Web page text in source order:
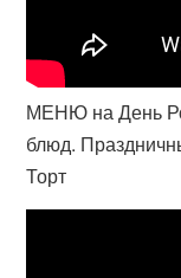
МЕНЮ на День
блюд.
Торт